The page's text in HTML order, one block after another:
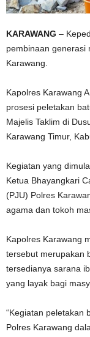
KARAWANG –
pembinaan generasi
Karawang.
Kapolres Karawang
prosesi peletakan
Majelis Taklim di
Karawang Timur,
Kegiatan yang
Ketua Bhayangkari
(PJU) Polres
agama dan tokoh
Kapolres Karawang
tersebut merupakan
tersedianya sarana
yang layak bagi
“Kegiatan peletakan
Polres Karawang